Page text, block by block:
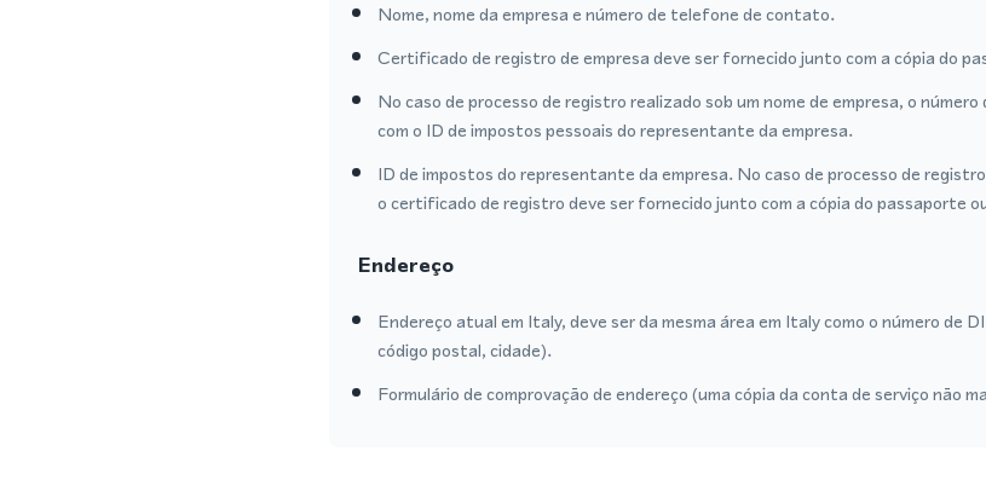
Nome, nome da empresa e número de telefone de contato.
Certificado de registro de empresa deve ser fornecido junto com a cópia do
No caso de processo de registro realizado sob um nome de empresa, o
com o ID de impostos pessoais do representante da empresa.
ID de impostos do representante da empresa. No caso de processo de
o certificado de registro deve ser fornecido junto com a cópia do passaporte
Endereço
Endereço atual em Italy, deve ser da mesma área em Italy como o número de
código postal, cidade).
Formulário de comprovação de endereço (uma cópia da conta de serviço não